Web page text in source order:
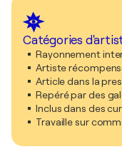
Catégories
Rayonnement
Artiste
Article dans la
Repéré par des
Inclus dans des
Travaille sur